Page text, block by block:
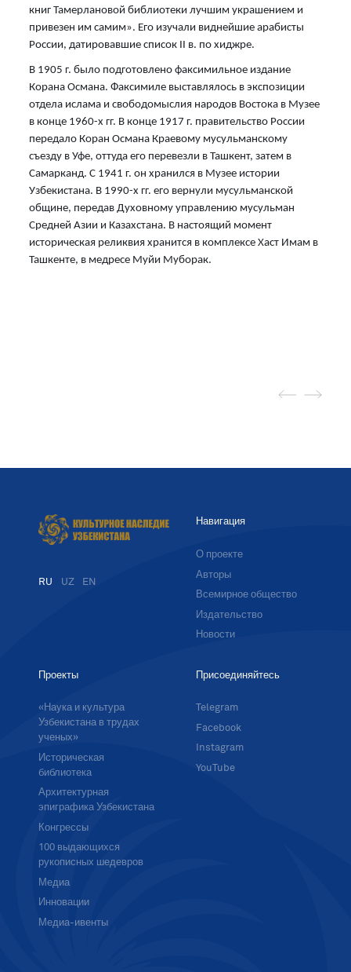
книг Тамерлановой библиотеки лучшим украшением и
привезен им самим». Его изучали виднейшие арабисты
России, датировавшие список II в. по хиджре.
В 1905 г. было подготовлено факсимильное издание
Корана Османа. Факсимиле выставлялось в экспозиции
отдела ислама и свободомыслия народов Востока в Музее
в конце 1960-х гг. В конце 1917 г. правительство России
передало Коран Османа Краевому мусульманскому
съезду в Уфе, оттуда его перевезли в Ташкент, затем в
Самарканд. С 1941 г. он хранился в Музее истории
Узбекистана. В 1990-х гг. его вернули мусульманской
общине, передав Духовному управлению мусульман
Средней Азии и Казахстана. В настоящий момент
историческая реликвия хранится в комплексе Хаст Имам в
Ташкенте, в медресе Муйи Муборак.
RU UZ EN
Навигация
О проекте
Авторы
Всемирное общество
Издательство
Новости
Проекты
«Наука и культура
Узбекистана в трудах
ученых»
Историческая
библиотека
Архитектурная
эпиграфика Узбекистана
Конгрессы
100 выдающихся
рукописных шедевров
Медиа
Инновации
Медиа-ивенты
Присоединяйтесь
Telegram
Facebook
Instagram
YouTube